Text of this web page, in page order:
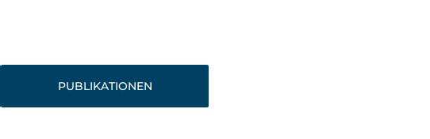
PUBLIKATIONEN